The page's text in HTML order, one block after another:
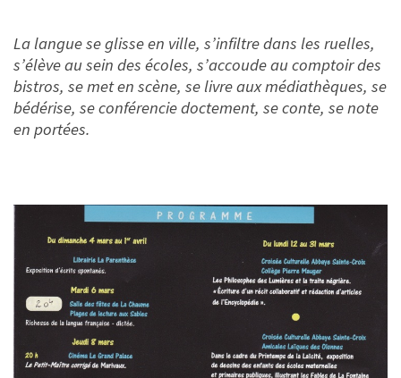
La langue se glisse en ville, s’infiltre dans les ruelles,
s’élève au sein des écoles, s’accoude au comptoir des
bistros, se met en scène, se livre aux médiathèques, se
bédérise, se conférencie doctement, se conte, se note
en portées.